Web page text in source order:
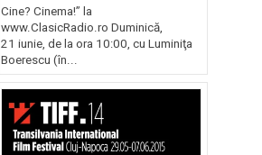
Cine? Cinema!” la
www.ClasicRadio.ro Duminică,
21 iunie, de la ora 10:00, cu Luminiţa
Boerescu (în...